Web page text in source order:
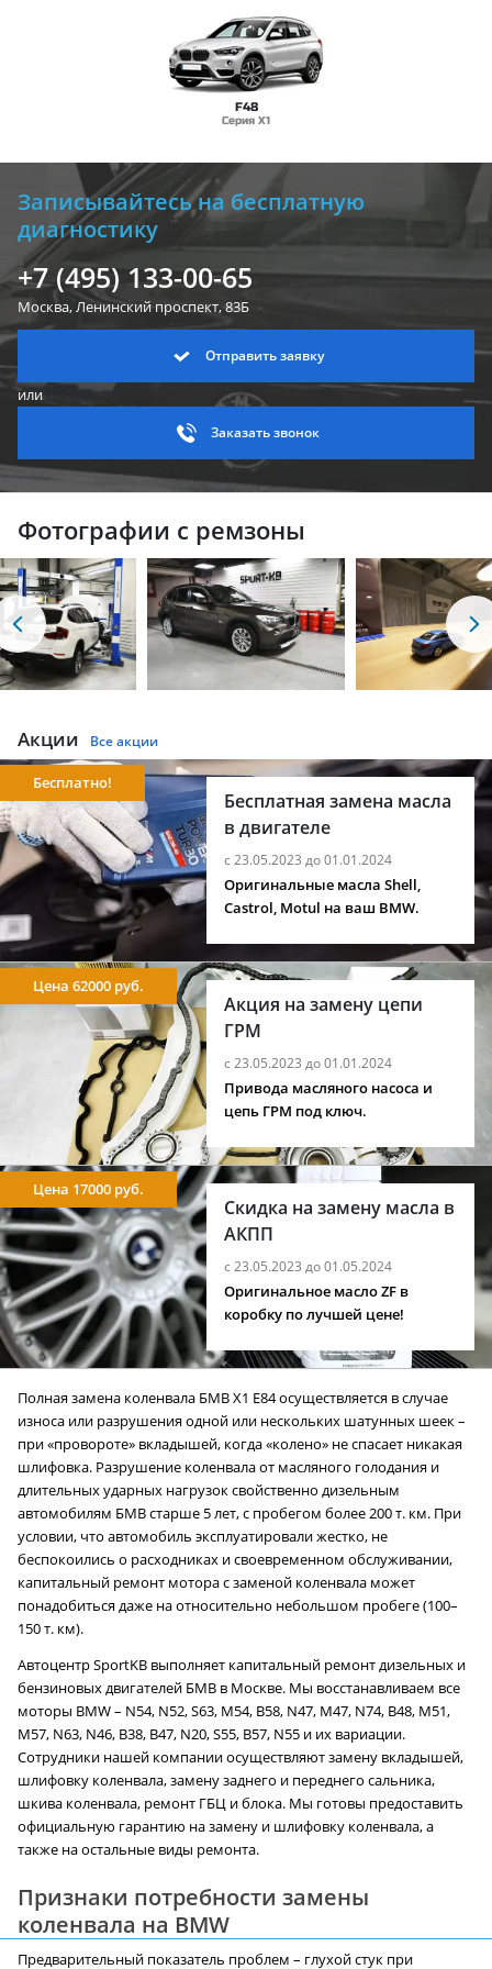
F48
Серия X1
Записывайтесь на бесплатную
диагностику
+7 (495) 133-00-65
Москва, Ленинскийпроспект, 83Б
Отправить заявку
или
Заказать звонок
Фотографии с ремзоны
Акции Все акции
Бесплатная замена масла
в двигателе
с 23.05.2023 до 01.01.2024
Бесплатно!
Оригинальные масла Shell,
Castrol, Motul на ваш BMW.
Акция на замену цепи
ГРМ
с 23.05.2023 до 01.01.2024
Цена 62000 руб.
Привода масляного насоса и
цепь ГРМ под ключ.
Скидка на замену масла в
АКПП
с 23.05.2023 до 01.05.2024
Цена 17000 руб.
Оригинальное масло ZF в
коробку по лучшей цене!
Полная замена коленвала БМВ X1 E84 осуществляется в случае
износа или разрушения одной или нескольких шатунных шеек –
при «провороте» вкладышей, когда «колено» не спасает никакая
шлифовка. Разрушение коленвала от масляного голодания и
длительных ударных нагрузок свойственно дизельным
автомобилям БМВ старше 5 лет, с пробегом более 200 т. км. При
условии, что автомобиль эксплуатировали жестко, не
беспокоились о расходниках и своевременном обслуживании,
капитальный ремонт мотора с заменой коленвала может
понадобиться даже на относительно небольшом пробеге (100–
150 т. км).
Автоцентр SportKB выполняет капитальный ремонт дизельных и
бензиновых двигателей БМВ в Москве. Мы восстанавливаем все
моторы BMW – N54, N52, S63, M54, B58, N47, M47, N74, B48, M51,
M57, N63, N46, B38, B47, N20, S55, B57, N55 и их вариации.
Сотрудники нашей компании осуществляют замену вкладышей,
шлифовку коленвала, замену заднего и переднего сальника,
шкива коленвала, ремонт ГБЦ и блока. Мы готовы предоставить
официальную гарантию на замену и шлифовку коленвала, а
также на остальные виды ремонта.
Признаки потребности замены
коленвала на BMW
Предварительный показатель проблем – глухой стук при